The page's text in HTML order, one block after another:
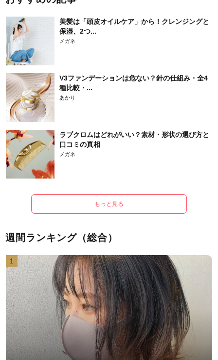
美髪は「頭皮オイルケア」から！クレンジングと
保湿、2つ...
メガネ
V3ファンデーションは危ない？針の仕組み・全4
種比較・...
あかり
ラブクロムはどれがいい？素材・形状の選び方と
口コミの真相
メガネ
もっと見る
週間ランキング（総合）
1